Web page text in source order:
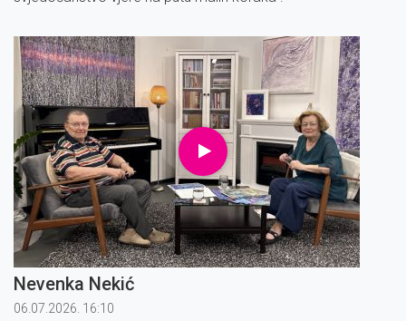
Nevenka Nekić
06.07.2026. 16:10